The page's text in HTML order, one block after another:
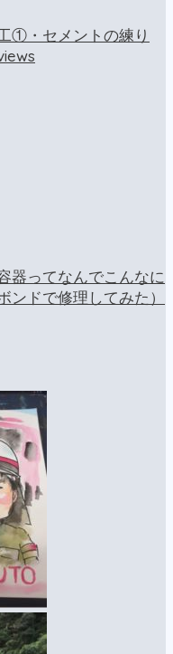
①・セメントの練り
器ってなんでこんなに
ンドで修理してみた）